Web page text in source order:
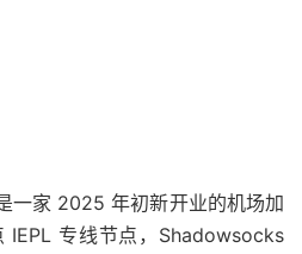
一家 2025 年初新开业的机场加
IEPL 专线节点，Shadowsocks